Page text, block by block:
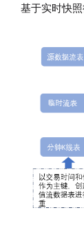
基于实时快